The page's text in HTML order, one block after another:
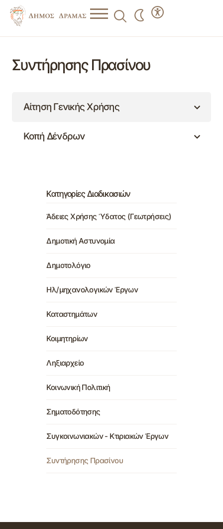
Συντήρησης Πρασίνου
Αίτηση Γενικής Χρήσης
Κοπή Δένδρων
Κατηγορίες Διαδικασιών
Άδειες Χρήσης Ύδατος (Γεωτρήσεις)
Δημοτική Αστυνομία
Δημοτολόγιο
Ηλ/μηχανολογικών Έργων
Καταστημάτων
Κοιμητηρίων
Ληξιαρχείο
Κοινωνική Πολιτική
Σηματοδότησης
Συγκοινωνιακών - Κτιριακών Έργων
Συντήρησης Πρασίνου